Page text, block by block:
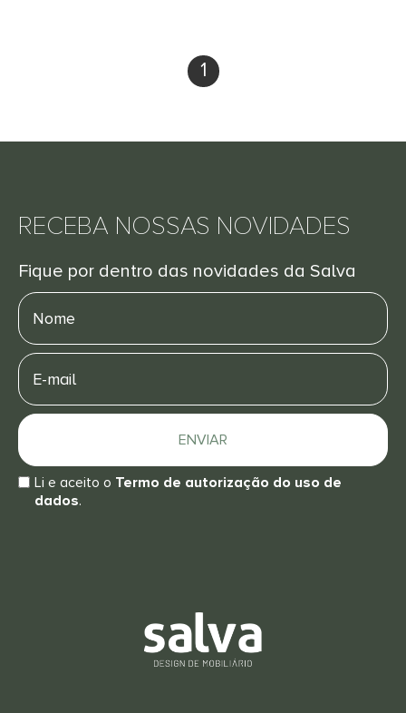
1
RECEBA NOSSAS NOVIDADES
Fique por dentro das novidades da Salva
Nome
E-
mail
ENVIAR
Li e aceito o Termo de autorização do uso de
dados.